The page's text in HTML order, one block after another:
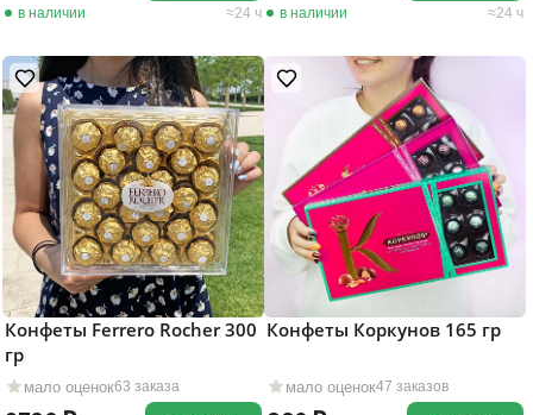
в наличии 24 ч в наличии 24 ч
мало оценок63 заказа
Конфеты Ferrero Rocher 300
гр
мало оценок47 заказов
Конфеты Коркунов 165 гр